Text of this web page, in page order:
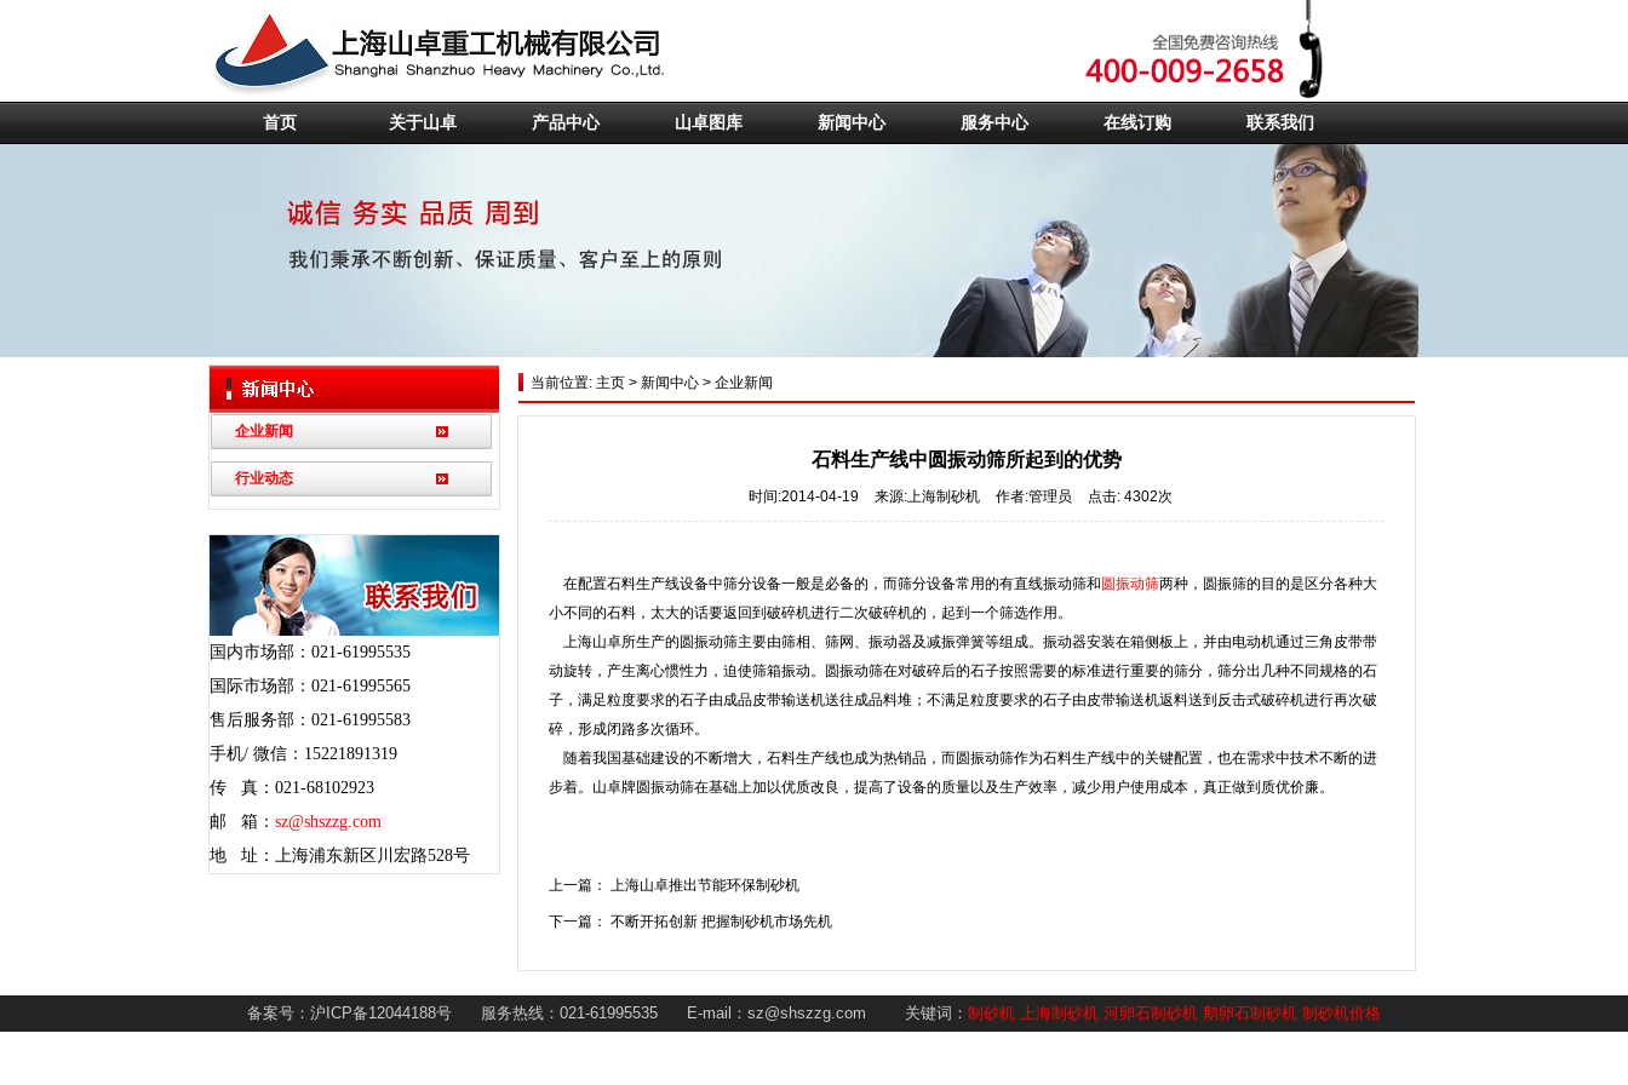
首页 关于山卓 产品中心 山卓图库 新闻中心 服务中心 在线订购 联系我们
企业新闻
行业动态
国内市场部：021-61995535
国际市场部：021-61995565
售后服务部：021-61995583
手机/ 微信：15221891319
传 真：021-68102923
邮 箱： sz@shszzg.com
地 址：上海浦东新区川宏路528号
当前位置: 主页 > 新闻中心 > 企业新闻
石料生产线中圆振动筛所起到的优势
时间:2014-04-19 来源:上海制砂机 作者:管理员 点击: 4302次
在配置石料生产线设备中筛分设备一般是必备的，而筛分设备常用的有直线振动筛和 圆振动筛两种，圆振筛的目的是区分各种大
小不同的石料，太大的话要返回到破碎机进行二次破碎机的，起到一个筛选作用。
上海山卓所生产的圆振动筛主要由筛相、筛网、振动器及减振弹簧等组成。振动器安装在箱侧板上，并由电动机通过三角皮带带
动旋转，产生离心惯性力，迫使筛箱振动。圆振动筛在对破碎后的石子按照需要的标准进行重要的筛分，筛分出几种不同规格的石
子，满足粒度要求的石子由成品皮带输送机送往成品料堆；不满足粒度要求的石子由皮带输送机返料送到反击式破碎机进行再次破
碎，形成闭路多次循环。
随着我国基础建设的不断增大，石料生产线也成为热销品，而圆振动筛作为石料生产线中的关键配置，也在需求中技术不断的进
步着。山卓牌圆振动筛在基础上加以优质改良，提高了设备的质量以及生产效率，减少用户使用成本，真正做到质优价廉。
上一篇： 上海山卓推出节能环保制砂机
下一篇： 不断开拓创新 把握制砂机市场先机
备案号：沪ICP备12044188号 服务热线：021-61995535 E-mail：sz@shszzg.com 关键词： 制砂机 上海制砂机 河卵石制砂机 鹅卵石制砂机 制砂机价格